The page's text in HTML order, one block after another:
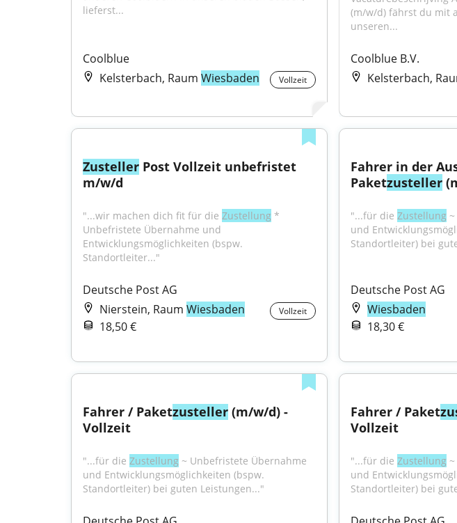
lieferst...
Coolblue
Kelsterbach, Raum Wiesbaden Vollzeit
(m/w/d) fährst du mit
unseren...
Coolblue B.V.
Kelsterbach,
Zusteller Post Vollzeit unbefristet
m/w/d
"...wir machen dich fit für die Zustellung *
Unbefristete Übernahme und
Entwicklungsmöglichkeiten (bspw.
Standortleiter..."
Deutsche Post AG
Nierstein, Raum Wiesbaden Vollzeit
18,50 €
Fahrer in der
Paketzusteller
"...für die Zustellung
und
Standortleiter) bei
Deutsche Post AG
Wiesbaden
18,30 €
Fahrer / Paketzusteller (m/w/d) -
Vollzeit
"...für die Zustellung ~ Unbefristete Übernahme
und Entwicklungsmöglichkeiten (bspw.
Standortleiter) bei guten Leistungen..."
Fahrer / Paket
Vollzeit
"...für die Zustellung
und
Standortleiter) bei